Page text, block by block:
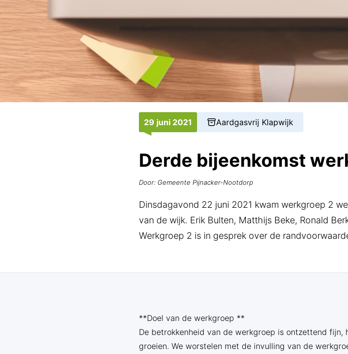
29 juni 2021 Aardgasvrij Klapwijk
Derde bijeenkomst
Door: Gemeente Pijnacker-Nootdorp
Dinsdagavond 22 juni 2021 kwam werkgroep 2
van de wijk. Erik Bulten, Matthijs Beke, Ronald
Werkgroep 2 is in gesprek over de
**Doel van de werkgroep **
De betrokkenheid van de werkgroep is ontzettend
groeien. We worstelen met de invulling van de